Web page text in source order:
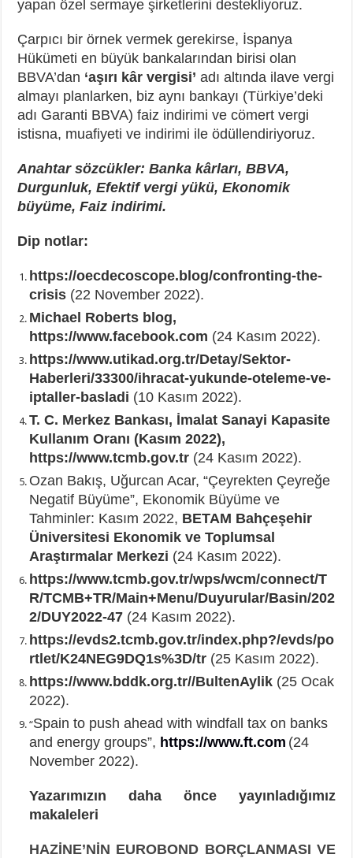
yapan özel sermaye şirketlerini destekliyoruz.
Çarpıcı bir örnek vermek gerekirse, İspanya
Hükümeti en büyük bankalarından birisi olan
BBVA’dan ‘aşırı kâr vergisi’ adı altında ilave vergi
almayı planlarken, biz aynı bankayı (Türkiye’deki
adı Garanti BBVA) faiz indirimi ve cömert vergi
istisna, muafiyeti ve indirimi ile ödüllendiriyoruz.
Anahtar sözcükler: Banka kârları, BBVA,
Durgunluk, Efektif vergi yükü, Ekonomik
büyüme, Faiz indirimi.
Dip notlar:
https://oecdecoscope.blog/confronting-the-
crisis (22 November 2022).
Michael Roberts blog,
https://www.facebook.com (24 Kasım 2022).
https://www.utikad.org.tr/Detay/Sektor-
Haberleri/33300/ihracat-yukunde-oteleme-ve-
iptaller-basladi (10 Kasım 2022).
T. C. Merkez Bankası, İmalat Sanayi Kapasite
Kullanım Oranı (Kasım 2022),
https://www.tcmb.gov.tr (24 Kasım 2022).
Ozan Bakış, Uğurcan Acar, “Çeyrekten Çeyreğe
Negatif Büyüme”, Ekonomik Büyüme ve
Tahminler: Kasım 2022, BETAM Bahçeşehir
Üniversitesi Ekonomik ve Toplumsal
Araştırmalar Merkezi (24 Kasım 2022).
https://www.tcmb.gov.tr/wps/wcm/connect/T
R/TCMB+TR/Main+Menu/Duyurular/Basin/202
2/DUY2022-47 (24 Kasım 2022).
https://evds2.tcmb.gov.tr/index.php?/evds/po
rtlet/K24NEG9DQ1s%3D/tr (25 Kasım 2022).
https://www.bddk.org.tr//BultenAylik (25 Ocak
2022).
“Spain to push ahead with windfall tax on banks
and energy groups”, https://www.ft.com (24
November 2022).
Yazarımızın daha önce yayınladığımız
makaleleri
HAZİNE’NİN EUROBOND BORÇLANMASI VE